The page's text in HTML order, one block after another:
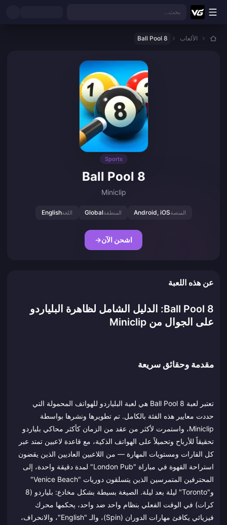
انتقل إلى المحتوى الرئيسي
بحث...
الألعاب 8 Ball Pool
Sports
8 Ball Pool
Miniclip
المنصةAndroid, iOS المنطقةGlobal اللغةEnglish
اشحن الآن→
عن هذه اللعبة
8 Ball Pool: الدليل الشامل لظاهرة البلياردو
على الجوال من Miniclip
مقدمة وحقائق سريعة
تعتبر لعبة 8 Ball Pool هي لعبة البلياردو للهواتف المحمولة التي
حددت معايير هذه الفئة بالكامل. تم تطويرها ونشرها بواسطة
Miniclip، واستمرت لأكثر من عقد من الزمان كأكثر محاكي بلياردو
تحقيقاً للأرباح وتحميلاً على الهواتف الذكية، مع قاعدة لاعبين تمتد عبر
كل القارات ومستويات المهارة — من اللاعبين العاديين الذين يقضون
استراحة القهوة في مباراة "London Pub" لمدة دقيقة واحدة، إلى
المحترفين المتمرسين الذين يتسلقون دوريات "Venice Beach"
و"Toronto" ليلة بعد ليلة. الصيغة بسيطة بشكل مخادع: بلياردو (8
كرات) في الوقت الفعلي بنظام واحد ضد واحد، يحكمها محرك
فيزيائي يكافئ مهارات الدوران (Spin)، والـ "English"، والانحراف،